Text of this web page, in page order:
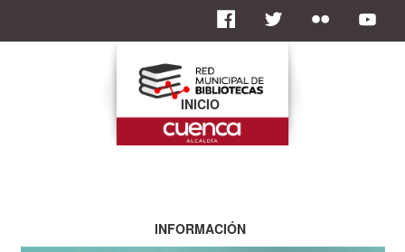
INICIO
INFORMACIÓN